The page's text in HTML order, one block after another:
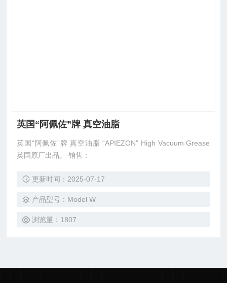
英国“阿佩佐”牌 真空油脂
英国“阿佩佐”牌 真空油脂 “APIEZON” High Vacuum Grease
英国原厂出品。 销售：
更新时间：2025-07-17
产品型号：Model W
浏览量：1807